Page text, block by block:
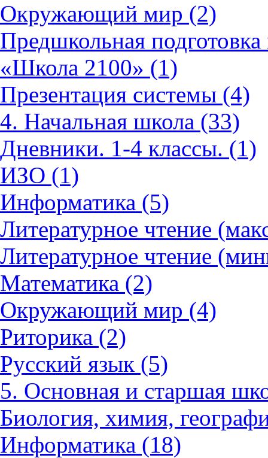
Окружающий мир (2)
Предшкольная
«Школа 2100» (1)
Презентация системы (4)
4. Начальная школа (33)
Дневники. 1-4 классы. (1)
ИЗО (1)
Информатика (5)
Литературное чтение
Литературное чтение
Математика (2)
Окружающий мир (4)
Риторика (2)
Русский язык (5)
5. Основная и старшая
Биология, химия,
Информатика (18)